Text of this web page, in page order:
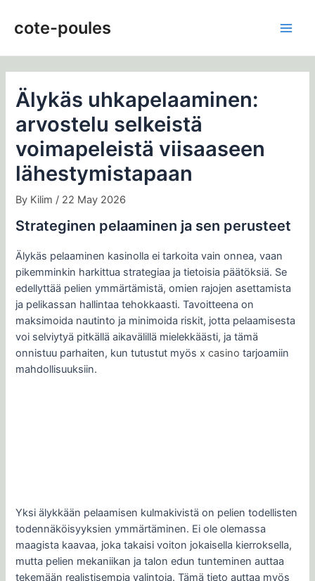
cote-poules
Älykäs uhkapelaaminen:
arvostelu selkeistä
voimapeleistä viisaaseen
lähestymistapaan
By Kilim / 22 May 2026
Strateginen pelaaminen ja sen perusteet
Älykäs pelaaminen kasinolla ei tarkoita vain onnea, vaan
pikemminkin harkittua strategiaa ja tietoisia päätöksiä. Se
edellyttää pelien ymmärtämistä, omien rajojen asettamista
ja pelikassan hallintaa tehokkaasti. Tavoitteena on
maksimoida nautinto ja minimoida riskit, jotta pelaamisesta
voi selviytyä pitkällä aikavälillä mielekkäästi, ja tämä
onnistuu parhaiten, kun tutustut myös x casino tarjoamiin
mahdollisuuksiin.
Yksi älykkään pelaamisen kulmakivistä on pelien todellisten
todennäköisyyksien ymmärtäminen. Ei ole olemassa
maagista kaavaa, joka takaisi voiton jokaisella kierroksella,
mutta pelien mekaniikan ja talon edun tunteminen auttaa
tekemään realistisempia valintoja. Tämä tieto auttaa myös
navigation